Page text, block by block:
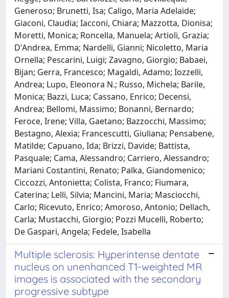
Generoso; Brunetti, Isa; Caligo, Maria Adelaide;
Giaconi, Claudia; Iacconi, Chiara; Mazzotta, Dionisa;
Moretti, Monica; Roncella, Manuela; Artioli, Grazia;
D'Andrea, Emma; Nardelli, Gianni; Nicoletto, Maria
Ornella; Pescarini, Luigi; Zavagno, Giorgio; Babaei,
Bijan; Gerra, Francesco; Magaldi, Adamo; Iozzelli,
Andrea; Lupo, Eleonora N.; Russo, Michela; Barile,
Monica; Bazzi, Luca; Cassano, Enrico; Decensi,
Andrea; Bellomi, Massimo; Bonanni, Bernardo;
Feroce, Irene; Villa, Gaetano; Bazzocchi, Massimo;
Bestagno, Alexia; Francescutti, Giuliana; Pensabene,
Matilde; Capuano, Ida; Brizzi, Davide; Battista,
Pasquale; Cama, Alessandro; Carriero, Alessandro;
Mariani Costantini, Renato; Palka, Giandomenico;
Ciccozzi, Antonietta; Colista, Franco; Fiumara,
Caterina; Lelli, Silvia; Mancini, Maria; Masciocchi,
Carlo; Ricevuto, Enrico; Amoroso, Antonio; Dellach,
Carla; Mustacchi, Giorgio; Pozzi Mucelli, Roberto;
De Gaspari, Angela; Fedele, Isabella
Multiple sclerosis: Hyperintense dentate
nucleus on unenhanced T1-weighted MR
images is associated with the secondary
progressive subtype